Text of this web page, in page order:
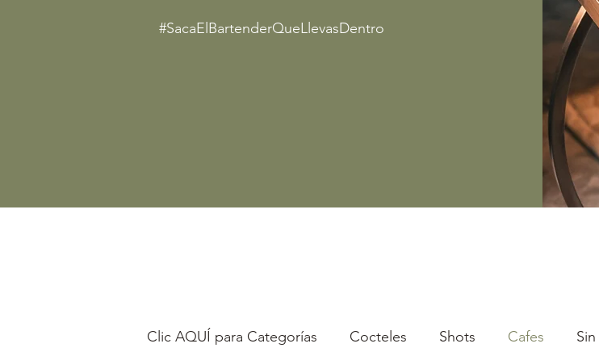
#SacaElBartenderQueLlevasDentro
Clic AQUÍ para Categorías Cocteles Shots Cafes